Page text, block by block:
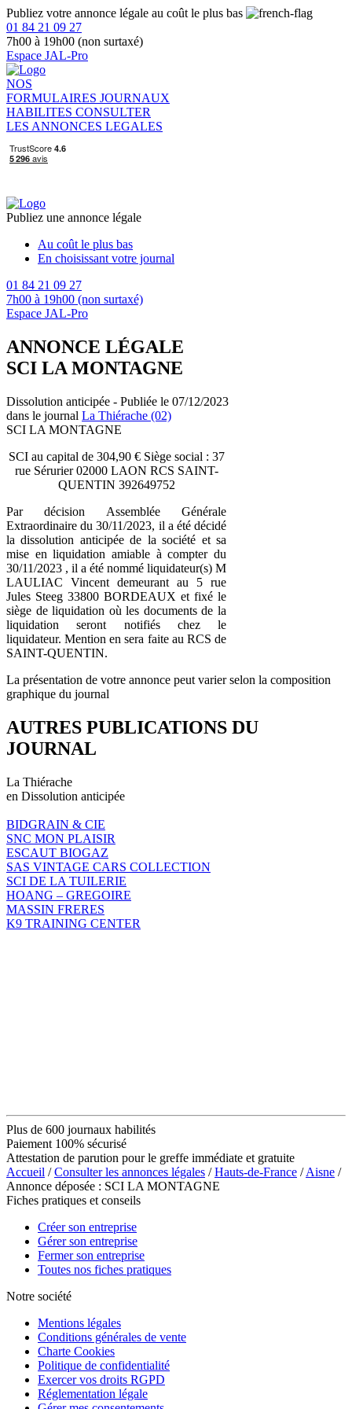
Publiez votre annonce légale au coût le plus bas
01 84 21 09 27
7h00 à 19h00 (non surtaxé)
Espace JAL-Pro
NOS
FORMULAIRES JOURNAUX
HABILITES CONSULTER
LES ANNONCES LEGALES
Publiez une annonce légale
Au coût le plus bas
En choisissant votre journal
01 84 21 09 27
7h00 à 19h00 (non surtaxé)
Espace JAL-Pro
ANNONCE LÉGALE
SCI LA MONTAGNE
Dissolution anticipée - Publiée le 07/12/2023
dans le journal La Thiérache (02)
SCI LA MONTAGNE
SCI au capital de 304,90 € Siège social : 37
rue Sérurier 02000 LAON RCS SAINT-
QUENTIN 392649752
Par décision Assemblée Générale
Extraordinaire du 30/11/2023, il a été décidé
la dissolution anticipée de la société et sa
mise en liquidation amiable à compter du
30/11/2023 , il a été nommé liquidateur(s) M
LAULIAC Vincent demeurant au 5 rue
Jules Steeg 33800 BORDEAUX et fixé le
siège de liquidation où les documents de la
liquidation seront notifiés chez le
liquidateur. Mention en sera faite au RCS de
SAINT-QUENTIN.
La présentation de votre annonce peut varier selon la composition
graphique du journal
AUTRES PUBLICATIONS DU
JOURNAL
La Thiérache
en Dissolution anticipée
BIDGRAIN & CIE
SNC MON PLAISIR
ESCAUT BIOGAZ
SAS VINTAGE CARS COLLECTION
SCI DE LA TUILERIE
HOANG – GREGOIRE
MASSIN FRERES
K9 TRAINING CENTER
Plus de 600 journaux habilités
Paiement 100% sécurisé
Attestation de parution pour le greffe immédiate et gratuite
Accueil /Consulter les annonces légales /Hauts-de-France /Aisne /
Annonce déposée : SCI LA MONTAGNE
Fiches pratiques et conseils
Créer son entreprise
Gérer son entreprise
Fermer son entreprise
Toutes nos fiches pratiques
Notre société
Mentions légales
Conditions générales de vente
Charte Cookies
Politique de confidentialité
Exercer vos droits RGPD
Réglementation légale